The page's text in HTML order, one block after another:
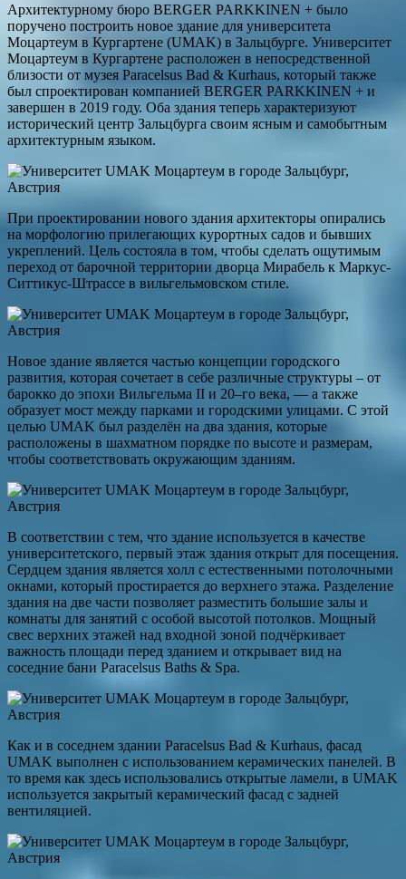
Архитектурному бюро BERGER PARKKINEN + было
поручено построить новое здание для университета
Моцартеум в Кургартене (UMAK) в Зальцбурге. Университет
Моцартеум в Кургартене расположен в непосредственной
близости от музея Paracelsus Bad & Kurhaus, который также
был спроектирован компанией BERGER PARKKINEN + и
завершен в 2019 году. Оба здания теперь характеризуют
исторический центр Зальцбурга своим ясным и самобытным
архитектурным языком.
При проектировании нового здания архитекторы опирались
на морфологию прилегающих курортных садов и бывших
укреплений. Цель состояла в том, чтобы сделать ощутимым
переход от барочной территории дворца Мирабель к Маркус-
Ситтикус-Штрассе в вильгельмовском стиле.
Новое здание является частью концепции городского
развития, которая сочетает в себе различные структуры – от
барокко до эпохи Вильгельма II и 20–го века, — а также
образует мост между парками и городскими улицами. С этой
целью UMAK был разделён на два здания, которые
расположены в шахматном порядке по высоте и размерам,
чтобы соответствовать окружающим зданиям.
В соответствии с тем, что здание используется в качестве
университетского, первый этаж здания открыт для посещения.
Сердцем здания является холл с естественными потолочными
окнами, который простирается до верхнего этажа. Разделение
здания на две части позволяет разместить большие залы и
комнаты для занятий с особой высотой потолков. Мощный
свес верхних этажей над входной зоной подчёркивает
важность площади перед зданием и открывает вид на
соседние бани Paracelsus Baths & Spa.
Как и в соседнем здании Paracelsus Bad & Kurhaus, фасад
UMAK выполнен с использованием керамических панелей. В
то время как здесь использовались открытые ламели, в UMAK
используется закрытый керамический фасад с задней
вентиляцией.